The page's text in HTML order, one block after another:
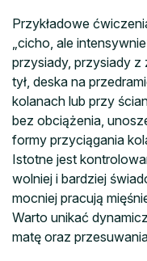
Przykładowe
„cicho, ale
przysiady, przysiady
tył, deska na
kolanach lub przy
bez obciążenia,
formy przyciągania
Istotne jest
wolniej i bardziej
mocniej pracują
Warto unikać
matę oraz